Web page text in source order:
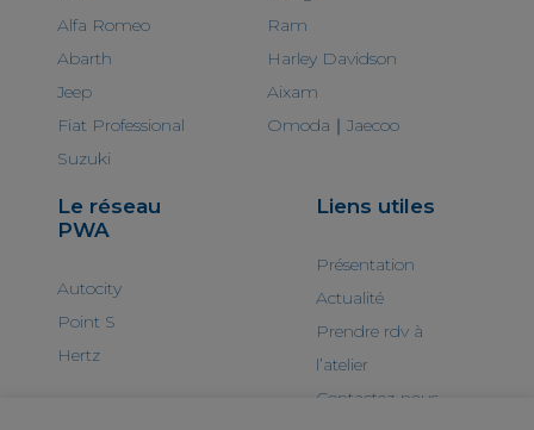
Alfa Romeo
Abarth
Jeep
Fiat Professional
Suzuki
Ram
Harley Davidson
Aixam
Omoda｜Jaecoo
Le réseau
PWA
Autocity
Point S
Hertz
Liens utiles
Présentation
Actualité
Prendre rdv à
l’atelier
Contactez-nous